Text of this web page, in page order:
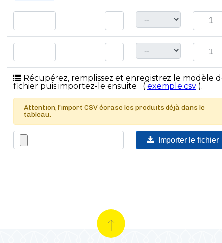
Récupérez, remplissez et enregistrez le modèle
fichier puis importez-le ensuite ( exemple.csv ).
Attention, l'import CSV écrase les produits déjà dans le
tableau.
Importer le fichier